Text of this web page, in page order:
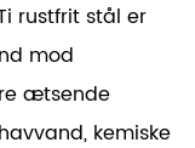
rustfrit stål er
mod
ætsende
kemiske